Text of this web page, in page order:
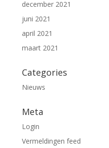
december 2021
juni 2021
april 2021
maart 2021
Categories
Nieuws
Meta
Login
Vermeldingen feed